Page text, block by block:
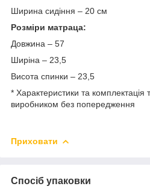
Ширина сидіння – 20 см
Розміри матраца:
Довжина – 57
Ширіна – 23,5
Висота спинки – 23,5
* Характеристики та комплектація
виробником без попередження
Приховати
Спосіб упаковки